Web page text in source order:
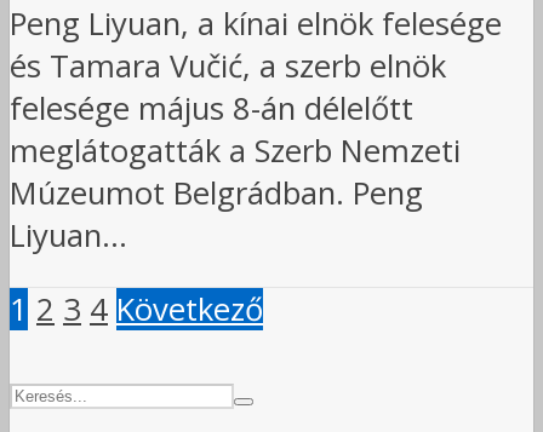
Peng Liyuan, a kínai elnök felesége
és Tamara Vučić, a szerb elnök
felesége május 8-án délelőtt
meglátogatták a Szerb Nemzeti
Múzeumot Belgrádban. Peng
Liyuan...
1 2 3 4 Következő